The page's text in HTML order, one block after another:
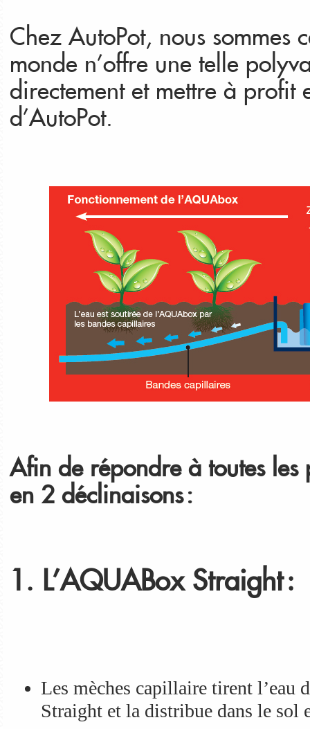
Chez AutoPot, nous sommes
monde n’offre une telle
directement et mettre à profit
d’AutoPot.
Afin de répondre à toutes les
en 2 déclinaisons :
1. L’AQUABox Straight :
Les mèches capillaire tirent l’eau
Straight et la distribue dans le sol